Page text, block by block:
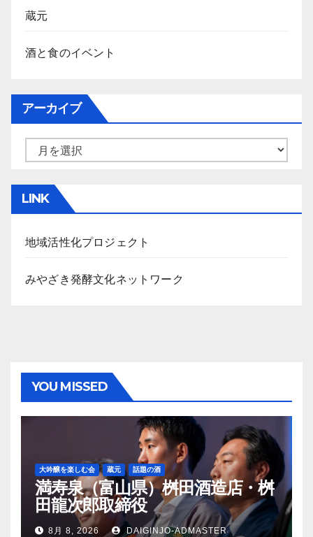
蔵元
酒と食のイベント
アーカイブ
LINK
地域活性化プロジェクト
みやざき発酵文化ネットワーク
YOU MISSED
大吟醸を楽しむ会 蔵元 話題の酒
満寿泉（富山県）桝田酒造店・桝
田龍次郎取締役
8月 8, 2026 DAIGINJO-ADMASTER